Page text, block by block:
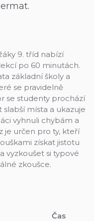
9. tříd nabízí
po 60 minutách.
základní školy a
se pravidelně
se studenty prochází
místa a ukazuje
vyhnuli chybám a
je určen pro ty, kteří
získat jistotu
vyzkoušet si typové
zkoušce.
Čas